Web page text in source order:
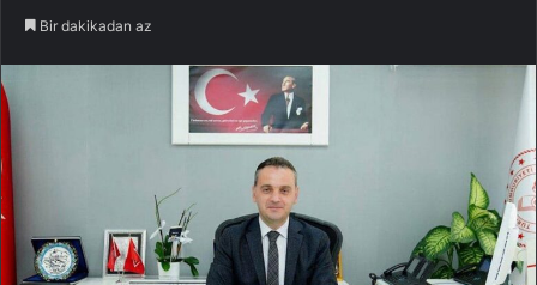
Bir dakikadan az